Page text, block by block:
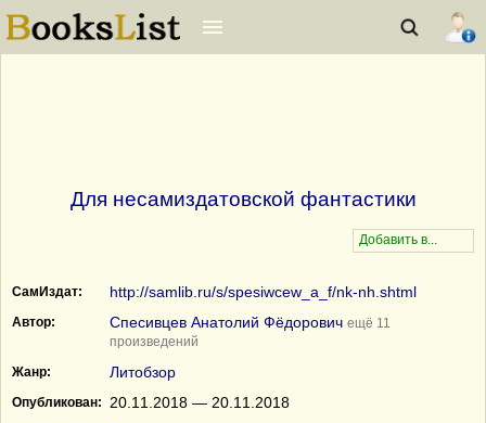
Для несамиздатовской фантастики
СамИздат: http://samlib.ru/s/spesiwcew_a_f/nk-nh.shtml
Автор: Спесивцев Анатолий Фёдорович ещё 11
произведений
Жанр:
Литобзор
Опубликован: 20.11.2018 — 20.11.2018